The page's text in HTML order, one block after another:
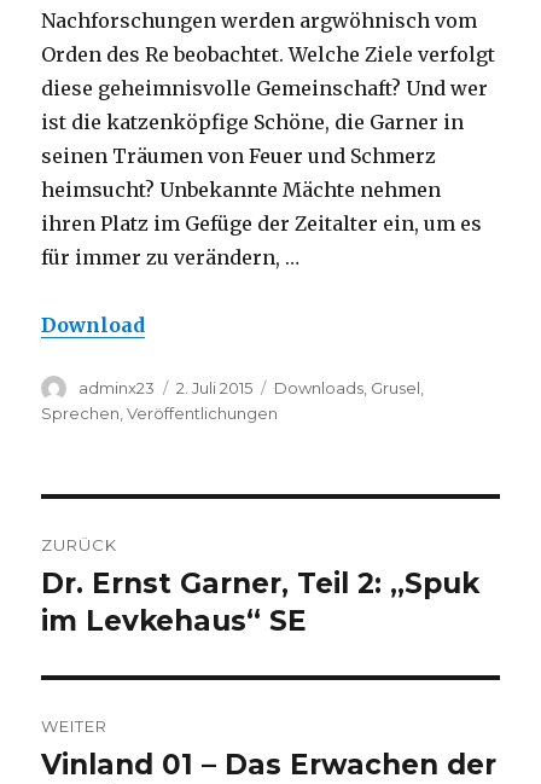
Nachforschungen werden argwöhnisch vom
Orden des Re beobachtet. Welche Ziele verfolgt
diese geheimnisvolle Gemeinschaft? Und wer
ist die katzenköpfige Schöne, die Garner in
seinen Träumen von Feuer und Schmerz
heimsucht? Unbekannte Mächte nehmen
ihren Platz im Gefüge der Zeitalter ein, um es
für immer zu verändern, …
Download
Autor
adminx23
Veröffentlicht
am
2. Juli 2015 Kategorien
Downloads Grusel
Sprechen ,Veröffentlichungen
ZURÜCK
Vorheriger
Beitrag:
Dr. Ernst Garner, Teil 2: „Spuk
im Levkehaus“ SE
WEITER
Nächster
Vinland 01 – Das Erwachen der